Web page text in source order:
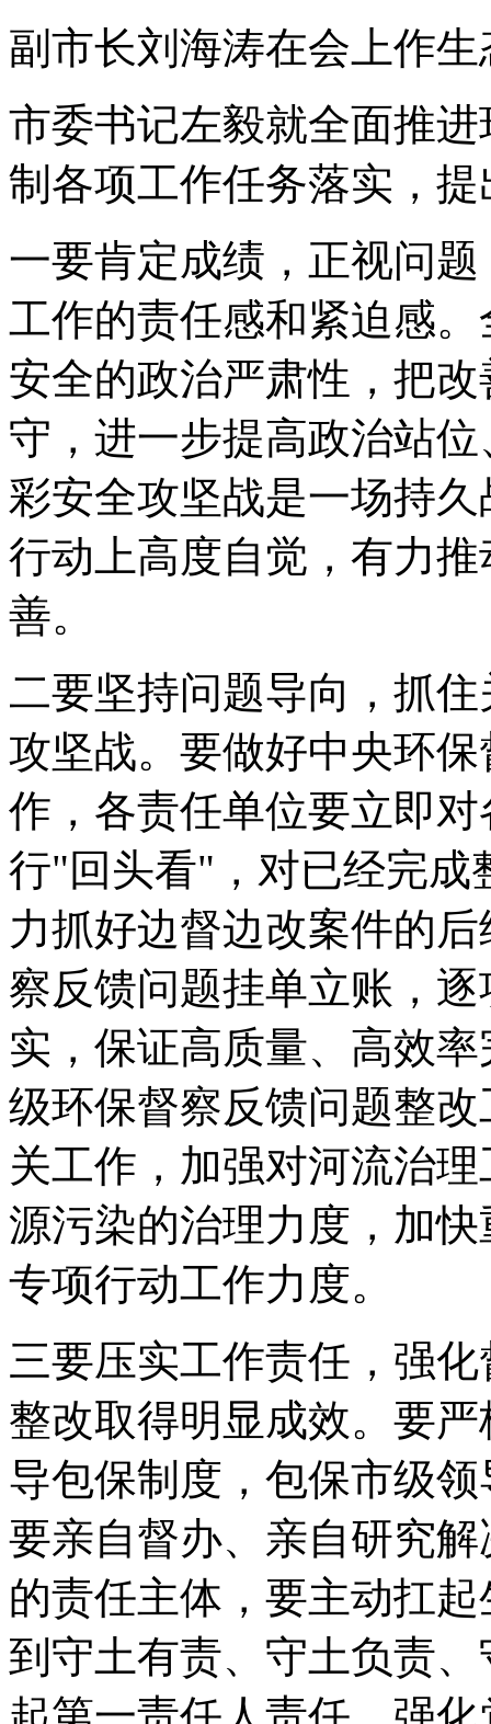
副市长刘海涛在会上作
市委书记左毅就全面推
制各项工作任务落实，
一要肯定成绩，正视问
工作的责任感和紧迫感
安全的政治严肃性，把
守，进一步提高政治站
彩安全攻坚战是一场持
行动上高度自觉，有力
善。
二要坚持问题导向，抓
攻坚战。要做好中央环
作，各责任单位要立即
行"回头看"，对已经完成
力抓好边督边改案件的
察反馈问题挂单立账，
实，保证高质量、高效
级环保督察反馈问题整
关工作，加强对河流治
源污染的治理力度，加
专项行动工作力度。
三要压实工作责任，强
整改取得明显成效。要
导包保制度，包保市级
要亲自督办、亲自研究
的责任主体，要主动扛
到守土有责、守土负责